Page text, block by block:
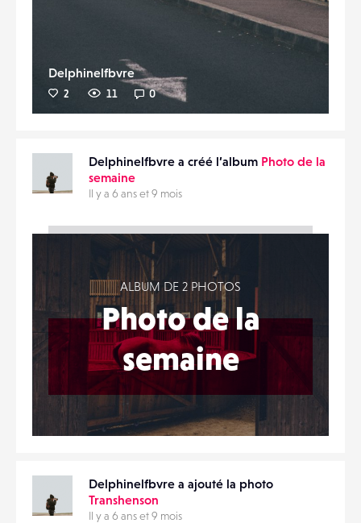
Delphinelfbvre
2 11 0
Delphinelfbvre a créé l’album Photo de la
semaine
Il y a 6 ans et 9 mois
ALBUM DE 2 PHOTOS
Photo de la
semaine
Delphinelfbvre a ajouté la photo
Transhenson
Il y a 6 ans et 9 mois